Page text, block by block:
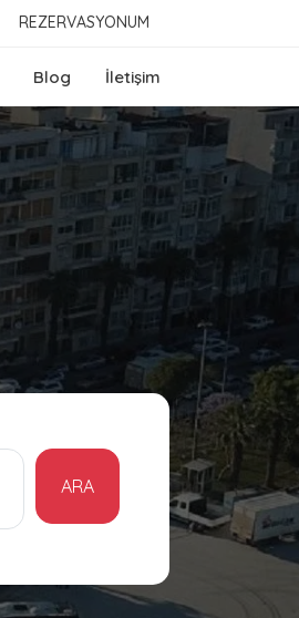
REZERVASYONUM
Blog İletişim
ARA